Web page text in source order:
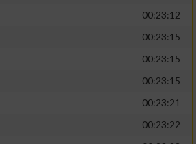
00:23:12
00:23:15
00:23:15
00:23:15
00:23:21
00:23:22